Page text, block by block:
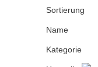
Sortierung
Name
Kategorie